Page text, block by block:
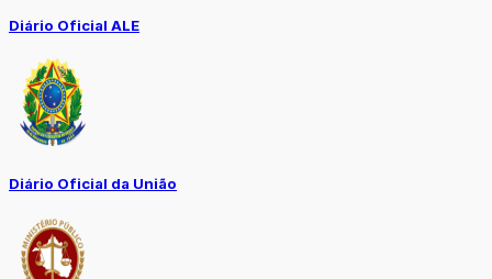
Diário Oficial ALE
Diário Oficial da União